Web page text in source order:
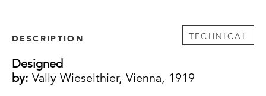
DESCRIPTION TECHNICAL
Designed
by: Vally Wieselthier, Vienna, 1919